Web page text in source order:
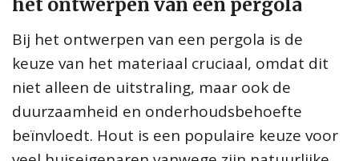
Bij het ontwerpen van een pergola is de
keuze van het materiaal cruciaal, omdat dit
niet alleen de uitstraling, maar ook de
duurzaamheid en onderhoudsbehoefte
beïnvloedt. Hout is een populaire keuze voor